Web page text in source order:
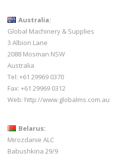
Australia:
Global Machinery & Supplies
3 Albion Lane
2088 Mosman NSW
Australia
Tel: +61 29969 0370
Fax: +61 29969 0312
Web: http://www.globalms.com.au
Belarus:
Mirozdanie ALC
Babushkina 29/9